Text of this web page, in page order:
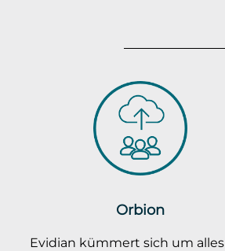
Orbion
Evidian kümmert sich um